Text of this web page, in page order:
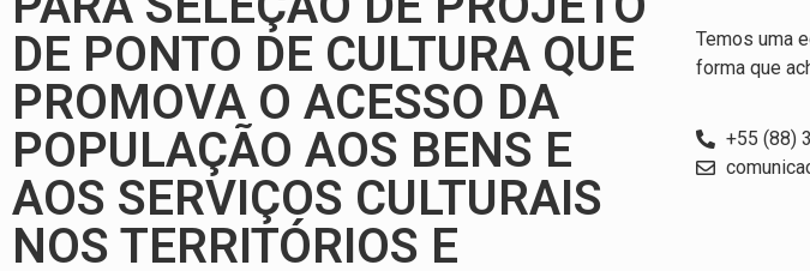
DE PONTO DE CULTURA QUE
PROMOVA O ACESSO DA
POPULAÇÃO AOS BENS E
AOS SERVIÇOS CULTURAIS
NOS TERRITÓRIOS E
Temos uma
forma que
+55 (88)